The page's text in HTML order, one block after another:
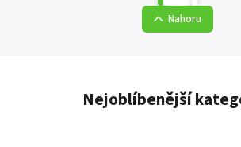
Nahoru
Nejoblíbenější